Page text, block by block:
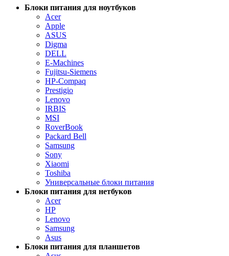
Блоки питания для ноутбуков
Acer
Apple
ASUS
Digma
DELL
E-Machines
Fujitsu-Siemens
HP-Compaq
Prestigio
Lenovo
IRBIS
MSI
RoverBook
Packard Bell
Samsung
Sony
Xiaomi
Toshiba
Универсальные блоки питания
Блоки питания для нетбуков
Acer
HP
Lenovo
Samsung
Asus
Блоки питания для планшетов